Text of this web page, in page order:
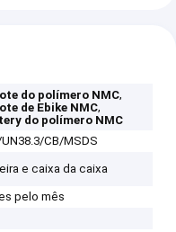
do polímero NMC,
de Ebike NMC,
do polímero NMC
CB/MSDS
e caixa da caixa
pelo mês